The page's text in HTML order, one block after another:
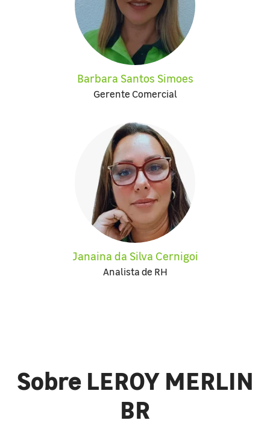
Barbara Santos Simoes
Gerente Comercial
Janaina da Silva Cernigoi
Analista de RH
Sobre LEROY MERLIN
BR